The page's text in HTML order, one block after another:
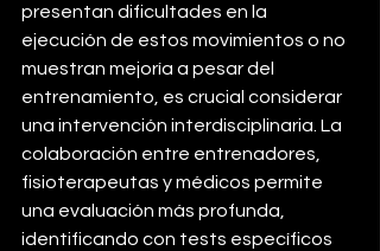
presentan dificultades en la
ejecución de estos movimientos o no
muestran mejoría a pesar del
entrenamiento, es crucial considerar
una intervención interdisciplinaria. La
colaboración entre entrenadores,
fisioterapeutas y médicos permite
una evaluación más profunda,
identificando con tests específicos